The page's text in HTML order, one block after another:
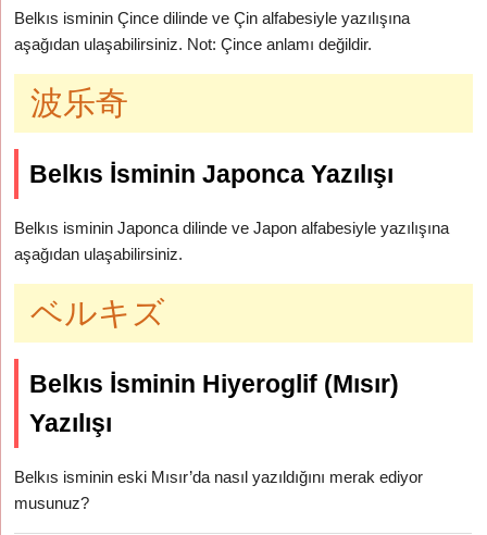
Belkıs isminin Çince dilinde ve Çin alfabesiyle yazılışına
aşağıdan ulaşabilirsiniz. Not: Çince anlamı değildir.
波乐奇
Belkıs İsminin Japonca Yazılışı
Belkıs isminin Japonca dilinde ve Japon alfabesiyle yazılışına
aşağıdan ulaşabilirsiniz.
ベルキズ
Belkıs İsminin Hiyeroglif (Mısır)
Yazılışı
Belkıs isminin eski Mısır’da nasıl yazıldığını merak ediyor
musunuz?